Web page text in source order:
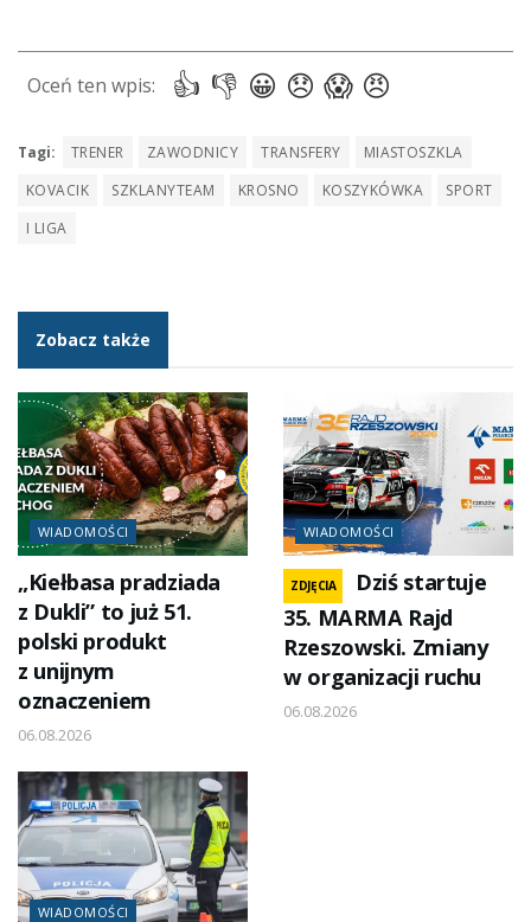
Tagi: TRENER ZAWODNICY TRANSFERY
MIASTOSZKLA
KOVACIK
SZKLANYTEAM KROSNO KOSZYKÓWKA
SPORT
I LIGA
Zobacz także
WIADOMOŚCI
„Kiełbasa pradziada
z Dukli” to już 51.
polski produkt
z unijnym
oznaczeniem
06.08.2026
WIADOMOŚCI
ZDJĘCIA
Dziś startuje
35. MARMA Rajd
Rzeszowski. Zmiany
w organizacji ruchu
06.08.2026
WIADOMOŚCI